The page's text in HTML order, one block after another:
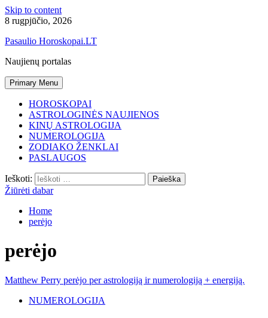
Skip to content
8 rugpjūčio, 2026
Pasaulio Horoskopai.LT
Naujienų portalas
Primary Menu
HOROSKOPAI
ASTROLOGINĖS NAUJIENOS
KINŲ ASTROLOGIJA
NUMEROLOGIJA
ZODIAKO ŽENKLAI
PASLAUGOS
Ieškoti:
Žiūrėti dabar
Home
perėjo
perėjo
Matthew Perry perėjo per astrologiją ir numerologiją + energiją.
NUMEROLOGIJA